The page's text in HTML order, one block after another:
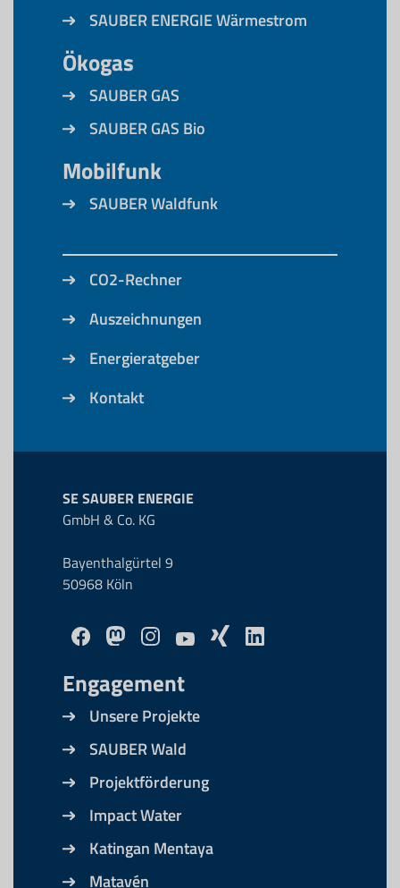
SAUBER ENERGIE Wärmestrom
Ökogas
SAUBER GAS
SAUBER GAS Bio
Mobilfunk
SAUBER Waldfunk
CO2-Rechner
Auszeichnungen
Energieratgeber
Kontakt
SE SAUBER ENERGIE
GmbH & Co. KG
Bayenthalgürtel 9
50968 Köln
Engagement
Unsere Projekte
SAUBER Wald
Projektförderung
Impact Water
Katingan Mentaya
Matavén